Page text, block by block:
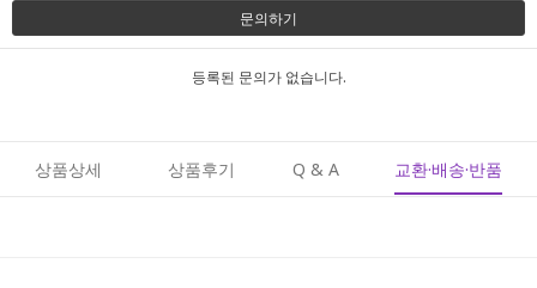
문의하기
등록된 문의가 없습니다.
상품상세 상품후기 Q & A 교환·배송·반품